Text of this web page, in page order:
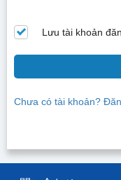
Lưu tài khoản
Chưa có tài khoản?